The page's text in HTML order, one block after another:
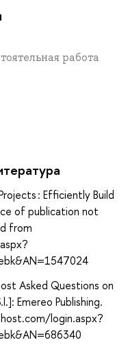
работа
: Efficiently Build
of publication not
from
Asked Questions on
Emereo Publishing.
login.aspx?